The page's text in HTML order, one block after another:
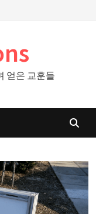
얻은 교훈들